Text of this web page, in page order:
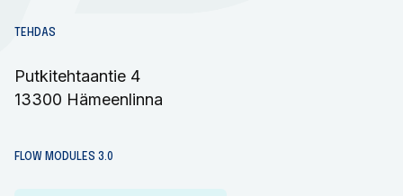
TEHDAS
Putkitehtaantie 4
13300 Hämeenlinna​
FLOW MODULES 3.0